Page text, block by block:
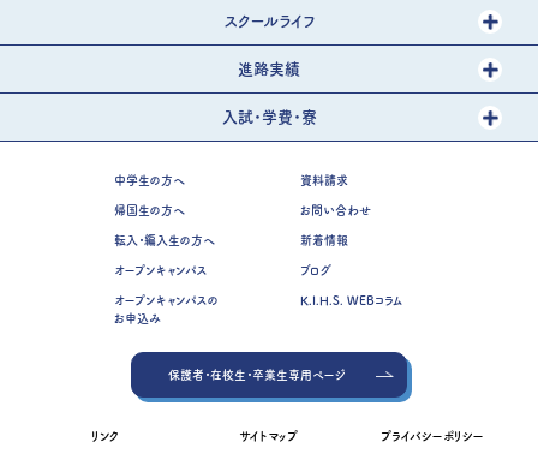
スクールライフ
進路実績
入試・学費・寮
中学生の方へ
帰国生の方へ
転入・編入生の方へ
オープンキャンパス
オープンキャンパスの
お申込み
資料請求
お問い合わせ
新着情報
ブログ
K.I.H.S. WEBコラム
保護者・在校生・卒業生専用ページ
リンク サイトマップ プライバシーポリシー